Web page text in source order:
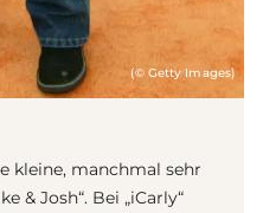
(© Getty Images)
kleine, manchmal sehr
& Josh“. Bei „iCarly“